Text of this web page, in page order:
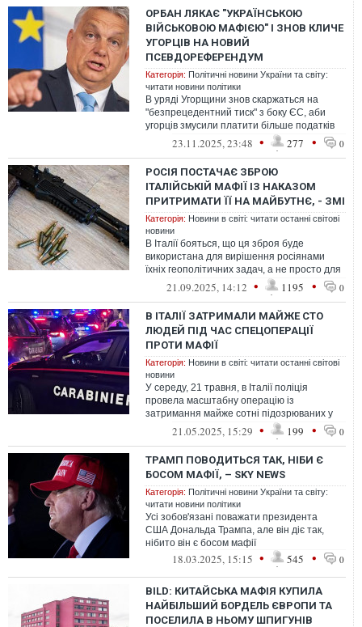
ОРБАН ЛЯКАЄ "УКРАЇНСЬКОЮ
ВІЙСЬКОВОЮ МАФІЄЮ" І ЗНОВ КЛИЧЕ
УГОРЦІВ НА НОВИЙ
ПСЕВДОРЕФЕРЕНДУМ
Категорія: Політичні новини України та світу:
читати новини політики
В уряді Угорщини знов скаржаться на
"безпрецедентний тиск" з боку ЄС, аби
угорців змусили платити більше податків
"для продовження війни"
23.11.2025, 23:48 • 277 • 0
РОСІЯ ПОСТАЧАЄ ЗБРОЮ
ІТАЛІЙСЬКІЙ МАФІЇ ІЗ НАКАЗОМ
ПРИТРИМАТИ ЇЇ НА МАЙБУТНЄ, - ЗМІ
Категорія: Новини в світі: читати останні світові
новини
В Італії бояться, що ця зброя буде
використана для вирішення росіянами
їхніх геополітичних задач, а не просто для
заробітку на італійських мафіозі
21.09.2025, 14:12 • 1195 • 0
В ІТАЛІЇ ЗАТРИМАЛИ МАЙЖЕ СТО
ЛЮДЕЙ ПІД ЧАС СПЕЦОПЕРАЦІЇ
ПРОТИ МАФІЇ
Категорія: Новини в світі: читати останні світові
новини
У середу, 21 травня, в Італії поліція
провела масштабну операцію із
затримання майже сотні підозрюваних у
зв’язках із мафіозним кланом "Ндрангета",
21.05.2025, 15:29 • 199 • 0
ТРАМП ПОВОДИТЬСЯ ТАК, НІБИ Є
БОСОМ МАФІЇ, – SKY NEWS
Категорія: Політичні новини України та світу:
читати новини політики
Усі зобов'язані поважати президента
США Дональда Трампа, але він діє так,
нібито він є босом мафії
18.03.2025, 15:15 • 545 • 0
BILD: КИТАЙСЬКА МАФІЯ КУПИЛА
НАЙБІЛЬШИЙ БОРДЕЛЬ ЄВРОПИ ТА
ПОСЕЛИЛА В НЬОМУ ШПИГУНІВ